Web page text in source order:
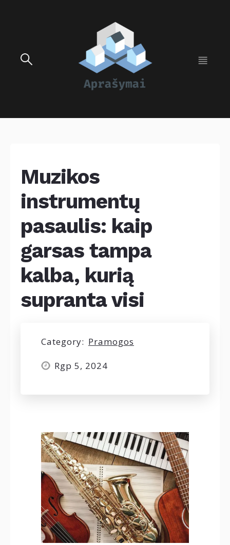
Muzikos
instrumentų
pasaulis: kaip
garsas tampa
kalba, kurią
supranta visi
Category: Pramogos
Rgp 5, 2024